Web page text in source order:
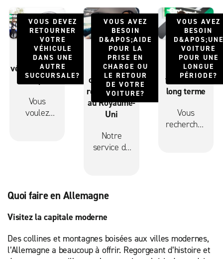
VOUS DEVEZ
RETOURNER
VOTRE
VÉHICULE
DANS UNE
AUTRE
SUCCURSALE?
Location de
véhicules aller
simple
Vous
voulez
problème!
Location
offre des
locations
VOUS AVEZ
BESOIN
D&APOS;AIDE
POUR LA
PRISE EN
CHARGE OU
LE RETOUR
DE VOTRE
VOITURE?
Service de
prise en
charge et de
retour gratuit
au Royaume-
Uni
Notre
service de
nos
succursales
non
pendant
les heures
VOUS AVEZ
BESOIN
D&APOS;UNE
VOITURE
POUR UNE
LONGUE
PÉRIODE?
Service de
location de
véhicules à
long terme
Vous
recherchez
Nous
avons
Quoi faire en Allemagne
Visitez la capitale moderne
Des collines et montagnes boisées aux villes modernes,
l’Allemagne a beaucoup à offrir. Regorgeant d’histoire et